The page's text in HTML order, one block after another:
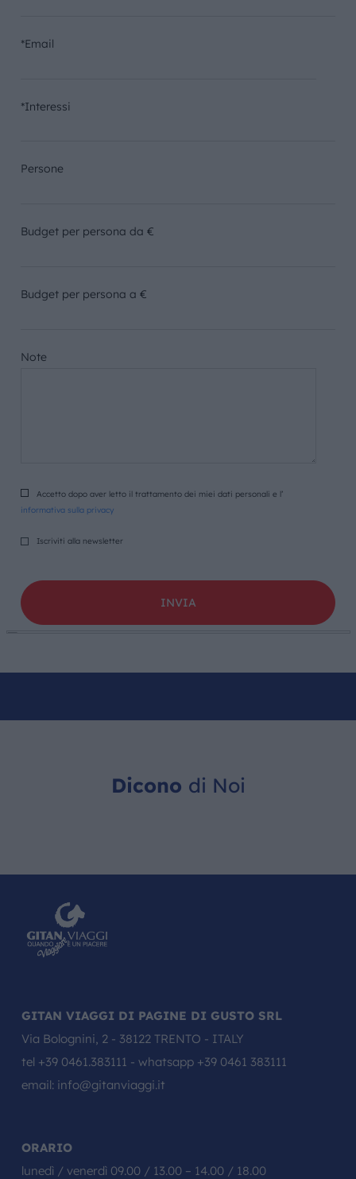
*Email
*Interessi
Persone
Budget per persona da €
Budget per persona a €
Note
Accetto dopo aver letto il trattamento dei miei dati personali e l’
informativa sulla privacy
Iscriviti alla newsletter
Dicono di Noi
GITAN VIAGGI DI PAGINE DI GUSTO SRL
Via Bolognini, 2 - 38122 TRENTO - ITALY
tel +39 0461.383111 - whatsapp +39 0461 383111
email: info@gitanviaggi.it
ORARIO
lunedì / venerdì 09.00 / 13.00 – 14.00 / 18.00